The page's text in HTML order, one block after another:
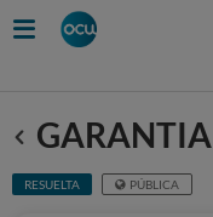
Anterior
GARANTIA
RESUELTA PÚBLICA